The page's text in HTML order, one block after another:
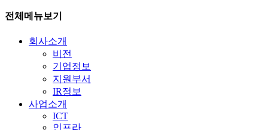
전체메뉴보기
회사소개
비전
기업정보
지원부서
IR정보
사업소개
ICT
인프라